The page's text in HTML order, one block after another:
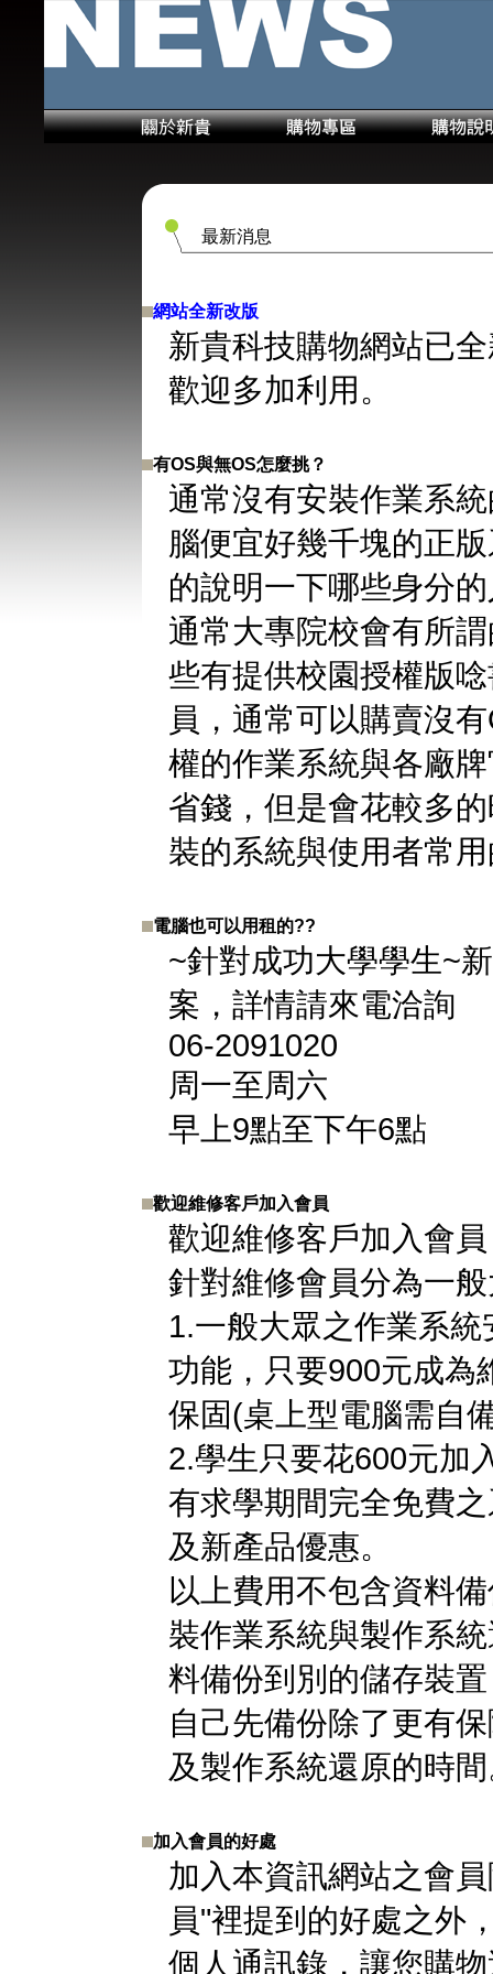
最新消息
網站全新改版
新貴科技購物網站已
歡迎多加利用。
有OS與無OS怎麼挑？
通常沒有安裝作業系
腦便宜好幾千塊的正
的說明一下哪些身分
通常大專院校會有所
些有提供校園授權版
員，通常可以購賣沒
權的作業系統與各廠
省錢，但是會花較多
裝的系統與使用者常
電腦也可以用租的??
~針對成功大學學生~
案，詳情請來電洽詢
06-2091020
周一至周六
早上9點至下午6點
歡迎維修客戶加入會員
歡迎維修客戶加入會員
針對維修會員分為一
1.一般大眾之作業系
功能，只要900元成為
保固(桌上型電腦需自
2.學生只要花600元加
有求學期間完全免費
及新產品優惠。
以上費用不包含資料
裝作業系統與製作系
料備份到別的儲存裝
自己先備份除了更有
及製作系統還原的時
加入會員的好處
加入本資訊網站之會
員"裡提到的好處之外
個人通訊錄，讓您購